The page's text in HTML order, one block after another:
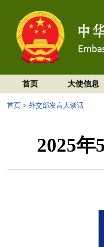
首页 大使信息
首页 > 外交部发言人谈话
2025年